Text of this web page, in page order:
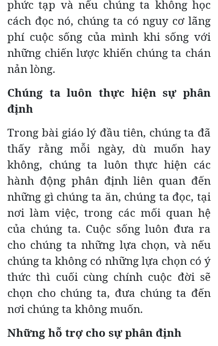
phức tạp và nếu chúng ta không học
cách đọc nó, chúng ta có nguy cơ lãng
phí cuộc sống của mình khi sống với
những chiến lược khiến chúng ta chán
nản lòng.
Chúng ta luôn thực hiện sự phân
định
Trong bài giáo lý đầu tiên, chúng ta đã
thấy rằng mỗi ngày, dù muốn hay
không, chúng ta luôn thực hiện các
hành động phân định liên quan đến
những gì chúng ta ăn, chúng ta đọc, tại
nơi làm việc, trong các mối quan hệ
của chúng ta. Cuộc sống luôn đưa ra
cho chúng ta những lựa chọn, và nếu
chúng ta không có những lựa chọn có ý
thức thì cuối cùng chính cuộc đời sẽ
chọn cho chúng ta, đưa chúng ta đến
nơi chúng ta không muốn.
Những hỗ trợ cho sự phân định